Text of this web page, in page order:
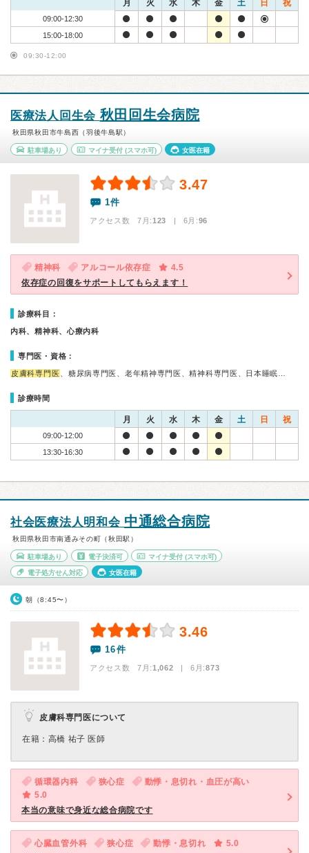
月 火 水 木 金 土 日 祝
09:00-12:30
15:00-18:00
09:30-12:00
医療法人回生会 秋田回生会病院
秋田県秋田市牛島西（羽後牛島駅）
駐車場あり マイナ受付(スマホ可) 女医在籍
3.47
1件
アクセス数 7月:123 | 6月:96
精神科 アルコール依存症
4.5
依存症の回復をサポートしてもらえます！
診療科目：
内科、精神科、心療内科
専門医・資格：
皮膚科専門医 、糖尿病専門医、老年精神専門医、精神科専門医、日本睡眠…
診療時間
月 火 水 木 金 土 日 祝
09:00-12:00
13:30-16:30
社会医療法人明和会 中通総合病院
秋田県秋田市南通みその町（秋田駅）
駐車場あり 電子決済可 マイナ受付 (スマホ可)
電子処方せん対応 女医在籍
朝（8:45〜）
3.46
16件
アクセス数 7月:1,062 | 6月:873
皮膚科専門医について
在籍：高橋 祐子 医師
循環器内科 狭心症
動悸・息切れ・血圧が高い
5.0
本当の意味で身近な総合病院です
心臓血管外科 狭心症 動悸・息切れ
5.0